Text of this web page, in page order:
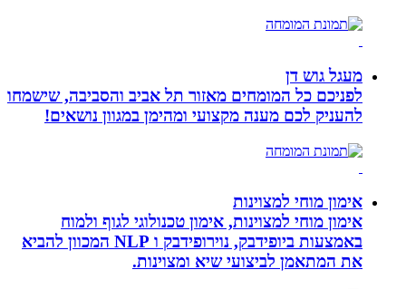
מעגל גוש דן
לפניכם כל המומחים מאזור תל אביב והסביבה, שישמחו
להעניק לכם מענה מקצועי ומהימן במגוון נושאים!
אימון מוחי למצוינות
אימון מוחי למצוינות, אימון טכנולוגי לגוף ולמוח
באמצעות ביופידבק, נוירופידבק ו NLP המכוון להביא
את המתאמן לביצועי שיא ומצוינות.